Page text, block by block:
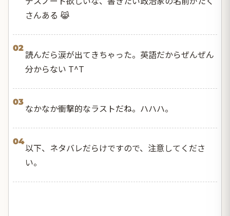
さんある 😹
02
読んだら涙が出てきちゃった。英語だからぜんぜん
分からない T^T
03
なかなか衝撃的なラストだね。ハハハ。
04
以下、ネタバレだらけですので、注意してくださ
い。